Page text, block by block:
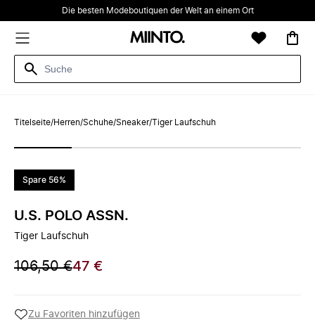
Die besten Modeboutiquen der Welt an einem Ort
Titelseite/Herren/Schuhe/Sneaker/Tiger Laufschuh
Spare 56%
U.S. POLO ASSN.
Tiger Laufschuh
106,50 €47 €
Zu Favoriten hinzufügen